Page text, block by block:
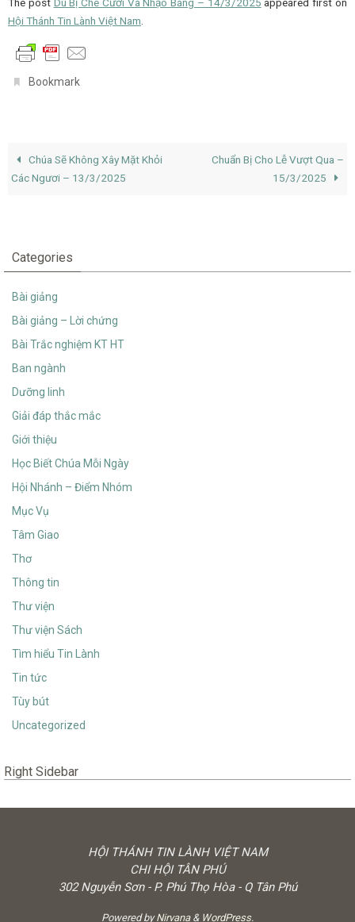
The post Dù Bị Chê Cười Và Nhạo Báng – 14/3/2025 appeared first on
Hội Thánh Tin Lành Việt Nam.
Bookmark.
Chúa Sẽ Không Xây Mặt Khỏi
Các Ngươi – 13/3/2025
Chuẩn Bị Cho Lễ Vượt Qua –
15/3/2025
Categories
Bài giảng
Bài giảng – Lời chứng
Bài Trắc nghiệm KT HT
Ban ngành
Dưỡng linh
Giải đáp thắc mắc
Giới thiệu
Học Biết Chúa Mỗi Ngày
Hội Nhánh – Điểm Nhóm
Mục Vụ
Tâm Giao
Thơ
Thông tin
Thư viện
Thư viện Sách
Tìm hiểu Tin Lành
Tin tức
Tùy bút
Uncategorized
Right Sidebar
HỘI THÁNH TIN LÀNH VIỆT NAM
CHI HỘI TÂN PHÚ
302 Nguyễn Sơn - P. Phú Thọ Hòa - Q Tân Phú
Powered byNirvana& WordPress.